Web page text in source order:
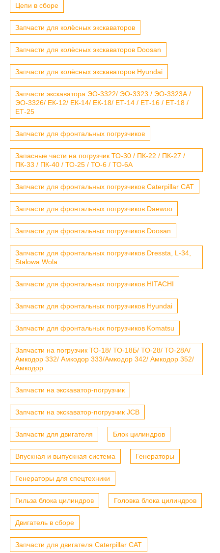
Цепи в сборе
Запчасти для колёсных экскаваторов
Запчасти для колёсных экскаваторов Doosan
Запчасти для колёсных экскаваторов Hyundai
Запчасти экскаватора ЭО-3322/ ЭО-3323 / ЭО-3323А /
ЭО-3326/ ЕК-12/ ЕК-14/ ЕК-18/ ЕТ-14 / ЕТ-16 / ЕТ-18 /
ЕТ-25
Запчасти для фронтальных погрузчиков
Запасные части на погрузчик ТО-30 / ПК-22 / ПК-27 /
ПК-33 / ПК-40 / ТО-25 / ТО-6 / ТО-6А
Запчасти для фронтальных погрузчиков Caterpillar CAT
Запчасти для фронтальных погрузчиков Daewoo
Запчасти для фронтальных погрузчиков Doosan
Запчасти для фронтальных погрузчиков Dressta, L-34,
Stalowa Wola
Запчасти для фронтальных погрузчиков HITACHI
Запчасти для фронтальных погрузчиков Hyundai
Запчасти для фронтальных погрузчиков Komatsu
Запчасти на погрузчик ТО-18/ ТО-18Б/ ТО-28/ ТО-28А/
Амкодор 332/ Амкодор 333/Амкодор 342/ Амкодор 352/
Амкодор
Запчасти на экскаватор-погрузчик
Запчасти на экскаватор-погрузчик JCB
Запчасти для двигателя Блок цилиндров
Впускная и выпускная система Генераторы
Генераторы для спецтехники
Гильза блока цилиндров Головка блока цилиндров
Двигатель в сборе
Запчасти для двигателя Caterpillar CAT